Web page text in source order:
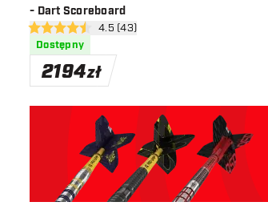
- Dart Scoreboard
otwórz panel recenzji
4.5 gwiazdki oceny4.5 (43)
Dostępny
2194zł